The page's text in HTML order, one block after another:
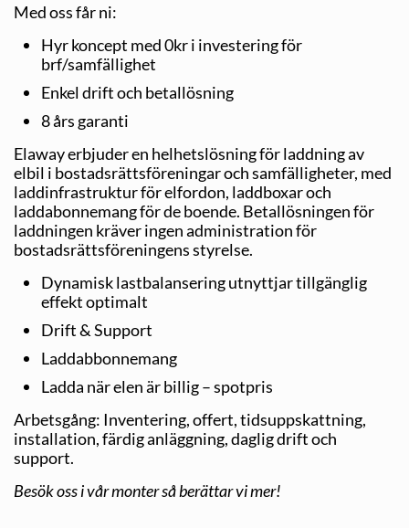
Med oss får ni:
Hyr koncept med 0kr i investering för
brf/samfällighet
Enkel drift och betallösning
8 års garanti
Elaway erbjuder en helhetslösning för laddning av
elbil i bostadsrättsföreningar och samfälligheter, med
laddinfrastruktur för elfordon, laddboxar och
laddabonnemang för de boende. Betallösningen för
laddningen kräver ingen administration för
bostadsrättsföreningens styrelse.
Dynamisk lastbalansering utnyttjar tillgänglig
effekt optimalt
Drift & Support
Laddabbonnemang
Ladda när elen är billig – spotpris
Arbetsgång: Inventering, offert, tidsuppskattning,
installation, färdig anläggning, daglig drift och
support.
Besök oss i vår monter så berättar vi mer!